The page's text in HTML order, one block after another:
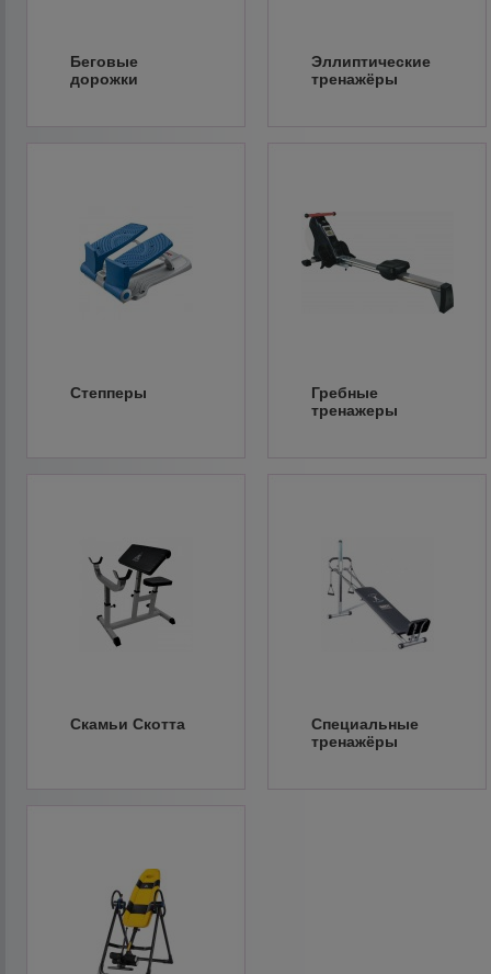
Беговые
дорожки
Эллиптические
тренажёры
Степперы
Гребные
тренажеры
Скамьи Скотта
Специальные
тренажёры